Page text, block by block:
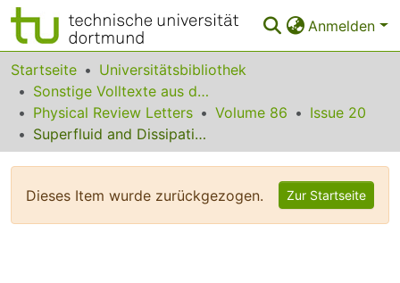
Anmelden
Bereiche & Sammlungen
Das gesamte Repositorium
Statistiken
Startseite
Universitätsbibliothek
Sonstige Volltexte aus dem Bibliotheksangebot
Physical Review Letters
Volume 86
Issue 20
Superfluid and Dissipative Dynamics of a Bose-Einstein Condensate in a Periodic Optical Potential
Dieses Item wurde zurückgezogen. Zur Startseite